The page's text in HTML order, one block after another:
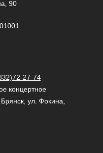
90
27-74
концертное
ул. Фокина,